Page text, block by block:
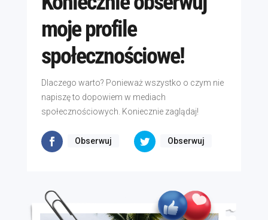
moje profile
społecznościowe!
Dlaczego warto? Ponieważ wszystko o czym nie
napiszę to dopowiem w mediach
społecznościowych. Koniecznie zaglądaj!
Obserwuj Obserwuj